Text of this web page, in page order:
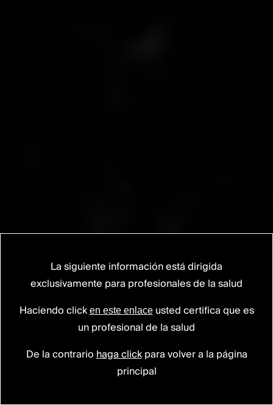
Ti-LIFE TECHNOLOGY
Fomentandolaintegraciónósea. 1 2 3
La siguiente información está dirigida
exclusivamente para profesionales de la salud
Haciendo clicken este enlaceusted certifica que es
un profesional de la salud
De la contrariohaga clickpara volver a la página
principal